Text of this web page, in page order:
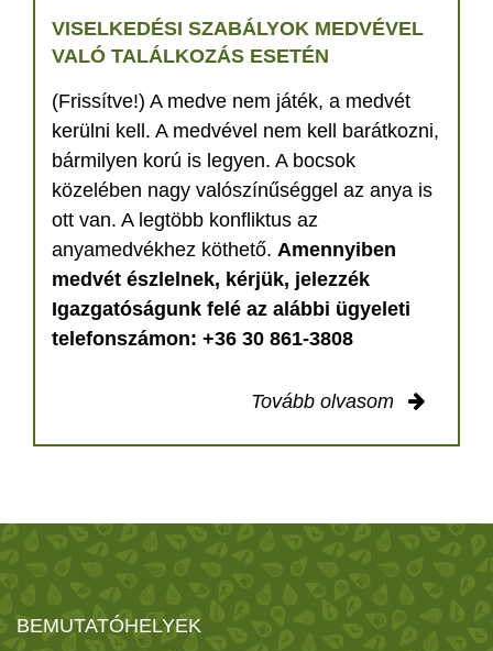
VISELKEDÉSI SZABÁLYOK MEDVÉVEL
VALÓ TALÁLKOZÁS ESETÉN
(Frissítve!) A medve nem játék, a medvét
kerülni kell. A medvével nem kell barátkozni,
bármilyen korú is legyen. A bocsok
közelében nagy valószínűséggel az anya is
ott van. A legtöbb konfliktus az
anyamedvékhez köthető. Amennyiben
medvét észlelnek, kérjük, jelezzék
Igazgatóságunk felé az alábbi ügyeleti
telefonszámon: +36 30 861-3808
Tovább olvasom
BEMUTATÓHELYEK